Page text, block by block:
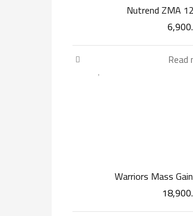
Nutrend ZMA
Read
Warriors Mass